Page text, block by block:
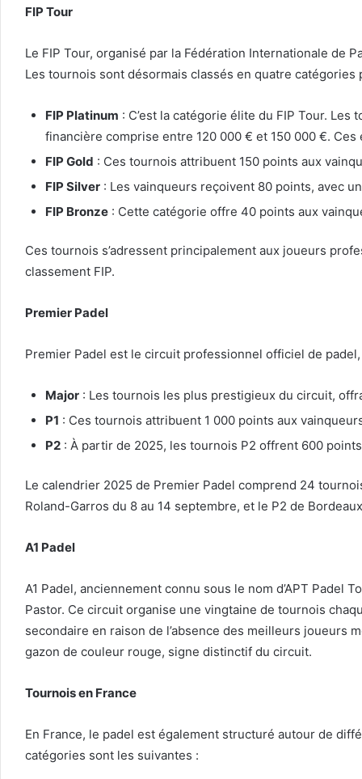
FIP Tour
Le FIP Tour, organisé par la Fédération Internationale de
Les tournois sont désormais classés en quatre catégories
FIP Platinum : C’est la catégorie élite du FIP Tour.
financière comprise entre 120 000 € et 150 000 €.
FIP Gold : Ces tournois attribuent 150 points aux
FIP Silver : Les vainqueurs reçoivent 80 points, avec
FIP Bronze : Cette catégorie offre 40 points aux
Ces tournois s’adressent principalement aux joueurs
classement FIP.​
Premier Padel
Premier Padel est le circuit professionnel officiel de
Major : Les tournois les plus prestigieux du circuit,
P1 : Ces tournois attribuent 1 000 points aux
P2 : À partir de 2025, les tournois P2 offrent 600
Le calendrier 2025 de Premier Padel comprend 24
Roland-Garros du 8 au 14 septembre, et le P2 de
A1 Padel
A1 Padel, anciennement connu sous le nom d’APT Padel
Pastor. Ce circuit organise une vingtaine de tournois
secondaire en raison de l’absence des meilleurs joueurs
gazon de couleur rouge, signe distinctif du circuit. ​
Tournois en France
En France, le padel est également structuré autour de
catégories sont les suivantes :​